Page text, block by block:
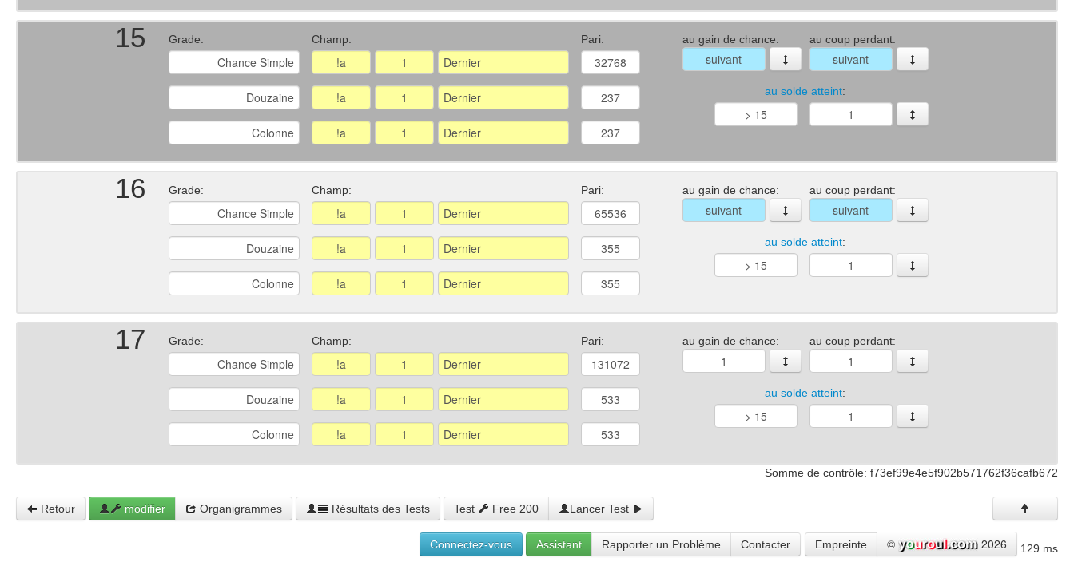
15 Grade: Champ: Pari: au gain de chance: au coup perdant:
au solde atteint:
16 Grade: Champ: Pari: au gain de chance: au coup perdant:
au solde atteint:
17 Grade: Champ: Pari: au gain de chance: au coup perdant:
au solde atteint:
Somme de contrôle: f73ef99e4e5f902b571762f36cafb672
Retour modifier Organigrammes Résultats des Tests Test Free 200 Lancer Test
Connectez-vous Assistant Rapporter un Problème Contacter Empreinte © 2026 129 ms